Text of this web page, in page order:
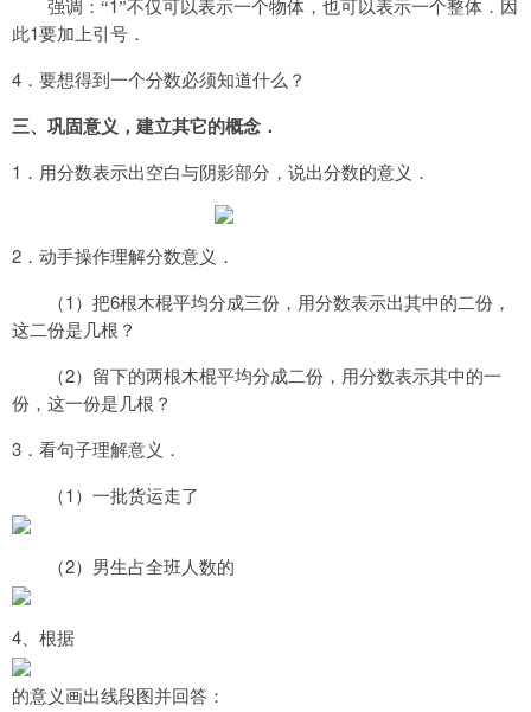
强调：“1”不仅可以表示一个物体，也可以表示一个整体．因
此1要加上引号．
4 ．要想得到一个分数必须知道什么？
三、巩固意义，建立其它的概念．
1 ．用分数表示出空白与阴影部分，说出分数的意义．
2 ．动手操作理解分数意义．
（1 ）把6根木棍平均分成三份，用分数表示出其中的二份，
这二份是几根？
（2）留下的两根木棍平均分成二份，用分数表示其中的一
份，这一份是几根？
3 ．看句子理解意义．
（1 ）一批货运走了
（2）男生占全班人数的
4 、根据
的意义画出线段图并回答：